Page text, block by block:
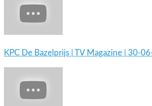
KPC De Bazelprijs | TV Magazine | 30-